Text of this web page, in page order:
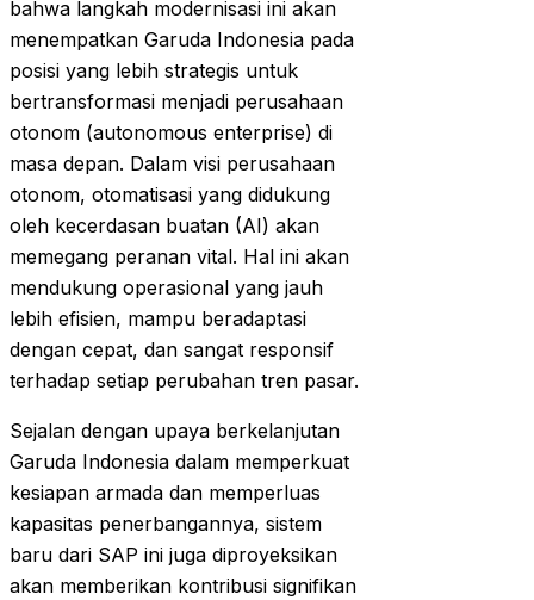
bahwa langkah modernisasi ini akan
menempatkan Garuda Indonesia pada
posisi yang lebih strategis untuk
bertransformasi menjadi perusahaan
otonom (autonomous enterprise) di
masa depan. Dalam visi perusahaan
otonom, otomatisasi yang didukung
oleh kecerdasan buatan (AI) akan
memegang peranan vital. Hal ini akan
mendukung operasional yang jauh
lebih efisien, mampu beradaptasi
dengan cepat, dan sangat responsif
terhadap setiap perubahan tren pasar.
Sejalan dengan upaya berkelanjutan
Garuda Indonesia dalam memperkuat
kesiapan armada dan memperluas
kapasitas penerbangannya, sistem
baru dari SAP ini juga diproyeksikan
akan memberikan kontribusi signifikan